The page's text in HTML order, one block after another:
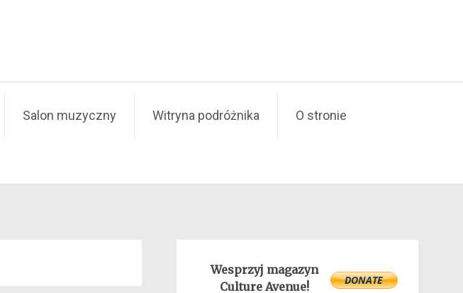
Salon muzyczny Witryna podróżnika O stronie
Wesprzyj magazyn
Culture Avenue!